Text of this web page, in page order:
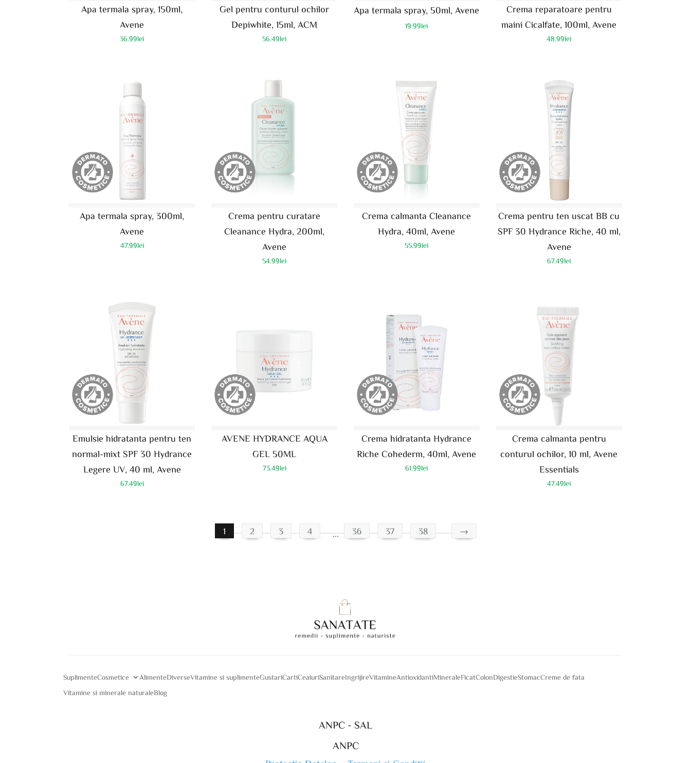
Apa termala spray, 150ml,
Avene
36.99lei
Gel pentru conturul ochilor
Depiwhite, 15ml, ACM
56.49lei
Apa termala spray, 50ml, Avene
19.99lei
Crema reparatoare pentru
maini Cicalfate, 100ml, Avene
48.99lei
Apa termala spray, 300ml,
Avene
47.99lei
Crema pentru curatare
Cleanance Hydra, 200ml,
Avene
54.99lei
Crema calmanta Cleanance
Hydra, 40ml, Avene
55.99lei
Crema pentru ten uscat BB cu
SPF 30 Hydrance Riche, 40 ml,
Avene
67.49lei
Emulsie hidratanta pentru ten
normal-mixt SPF 30 Hydrance
Legere UV, 40 ml, Avene
67.49lei
AVENE HYDRANCE AQUA
GEL 50ML
73.49lei
Crema hidratanta Hydrance
Riche Cohederm, 40ml, Avene
61.99lei
Crema calmanta pentru
conturul ochilor, 10 ml, Avene
Essentials
47.49lei
1 2 3 4 36 37 38 →
SuplimenteCosmetice AlimenteDiverseVitamine si suplimenteGustariCartiCeaiuriSanitareIngrijireVitamineAntioxidantiMineraleFicatColonDigestieStomacCreme de fata
Vitamine si minerale naturaleBlog
ANPC - SAL
ANPC